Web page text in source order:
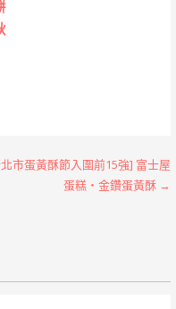
市蛋黃酥節入圍前15強] 富士屋
蛋糕‧金鑽蛋黃酥 →